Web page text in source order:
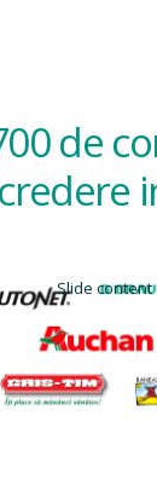
de
Slide content